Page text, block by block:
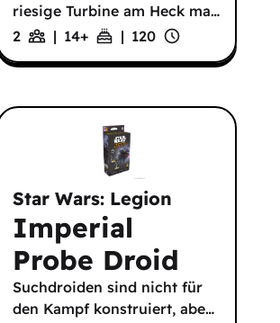
riesige Turbine am Heck ma…
2
| 14+ | 120
Star Wars: Legion
Imperial
Probe Droid
Suchdroiden sind nicht für
den Kampf konstruiert, abe…